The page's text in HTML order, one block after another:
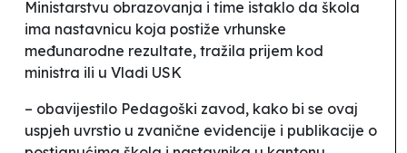
Ministarstvu obrazovanja i time istaklo da škola
ima nastavnicu koja postiže vrhunske
međunarodne rezultate, tražila prijem kod
ministra ili u Vladi USK
– obavijestilo Pedagoški zavod, kako bi se ovaj
uspjeh uvrstio u zvanične evidencije i publikacije o